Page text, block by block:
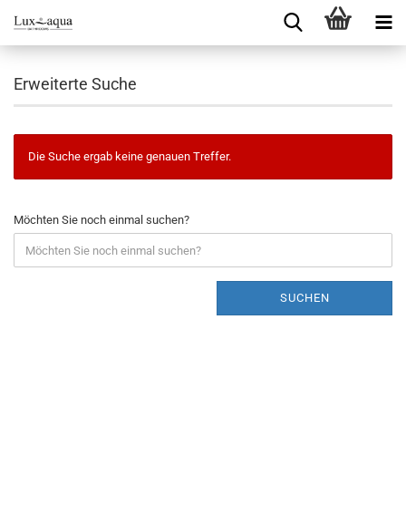
Erweiterte Suche
Die Suche ergab keine genauen Treffer.
Möchten Sie noch einmal suchen?
SUCHEN